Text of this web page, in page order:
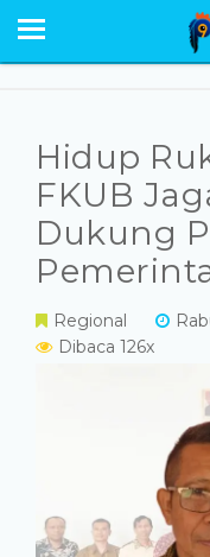
BERANDA
PESONA
EKONOMI POLITIK
OPINI
HUMANIORA
Hidup
FKUB
Dukung
Regional
Dibaca 126x